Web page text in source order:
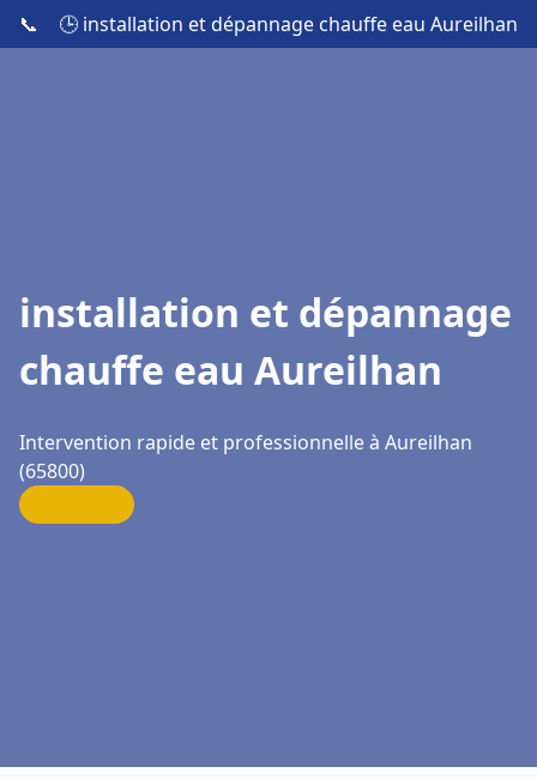
📞 🕒 installation et dépannage chauffe eau Aureilhan
installation et dépannage
chauffe eau Aureilhan
Intervention rapide et professionnelle à Aureilhan
(65800)